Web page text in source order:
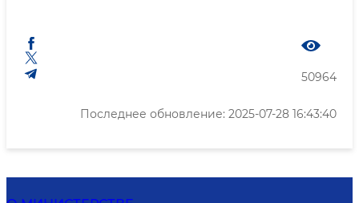
50964
Последнее обновление: 2025-07-28 16:43:40